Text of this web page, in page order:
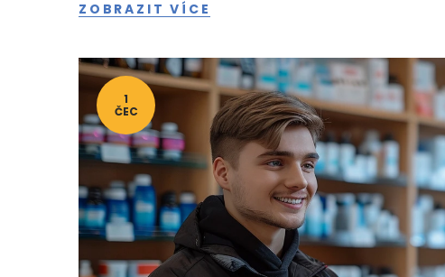
ZOBRAZIT VÍCE
1
ČEC